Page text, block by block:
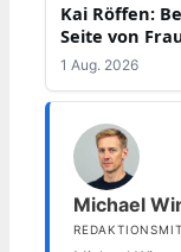
Kai Röffen:
Seite von
1 Aug. 2026
Michael